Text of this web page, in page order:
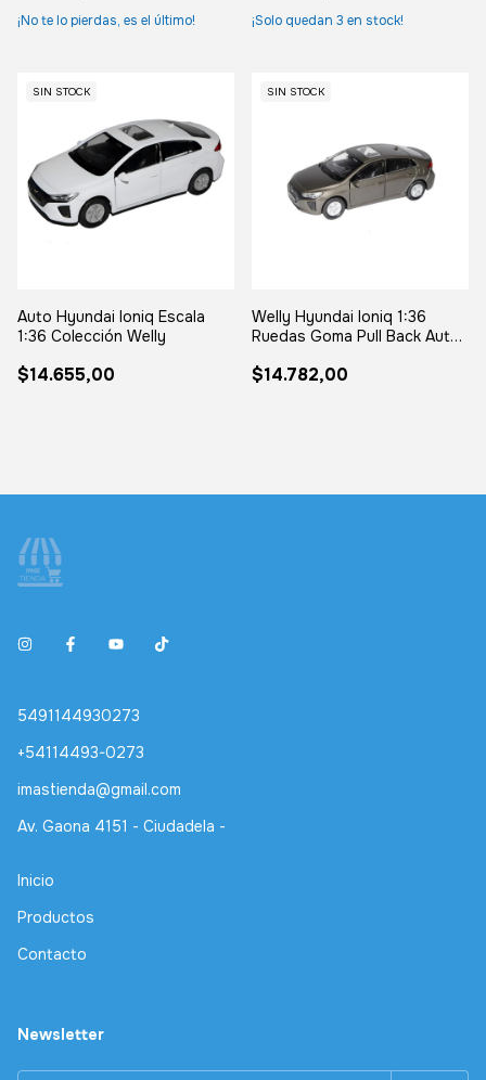
¡No te lo pierdas, es el último! ¡Solo quedan 3 en stock!
SIN STOCK
Auto Hyundai Ioniq Escala
1:36 Colección Welly
$14.655,00
SIN STOCK
Welly Hyundai Ioniq 1:36
Ruedas Goma Pull Back Auto
$14.782,00
5491144930273
+54114493-0273
imastienda@gmail.com
Av. Gaona 4151 - Ciudadela -
Inicio
Productos
Contacto
Newsletter